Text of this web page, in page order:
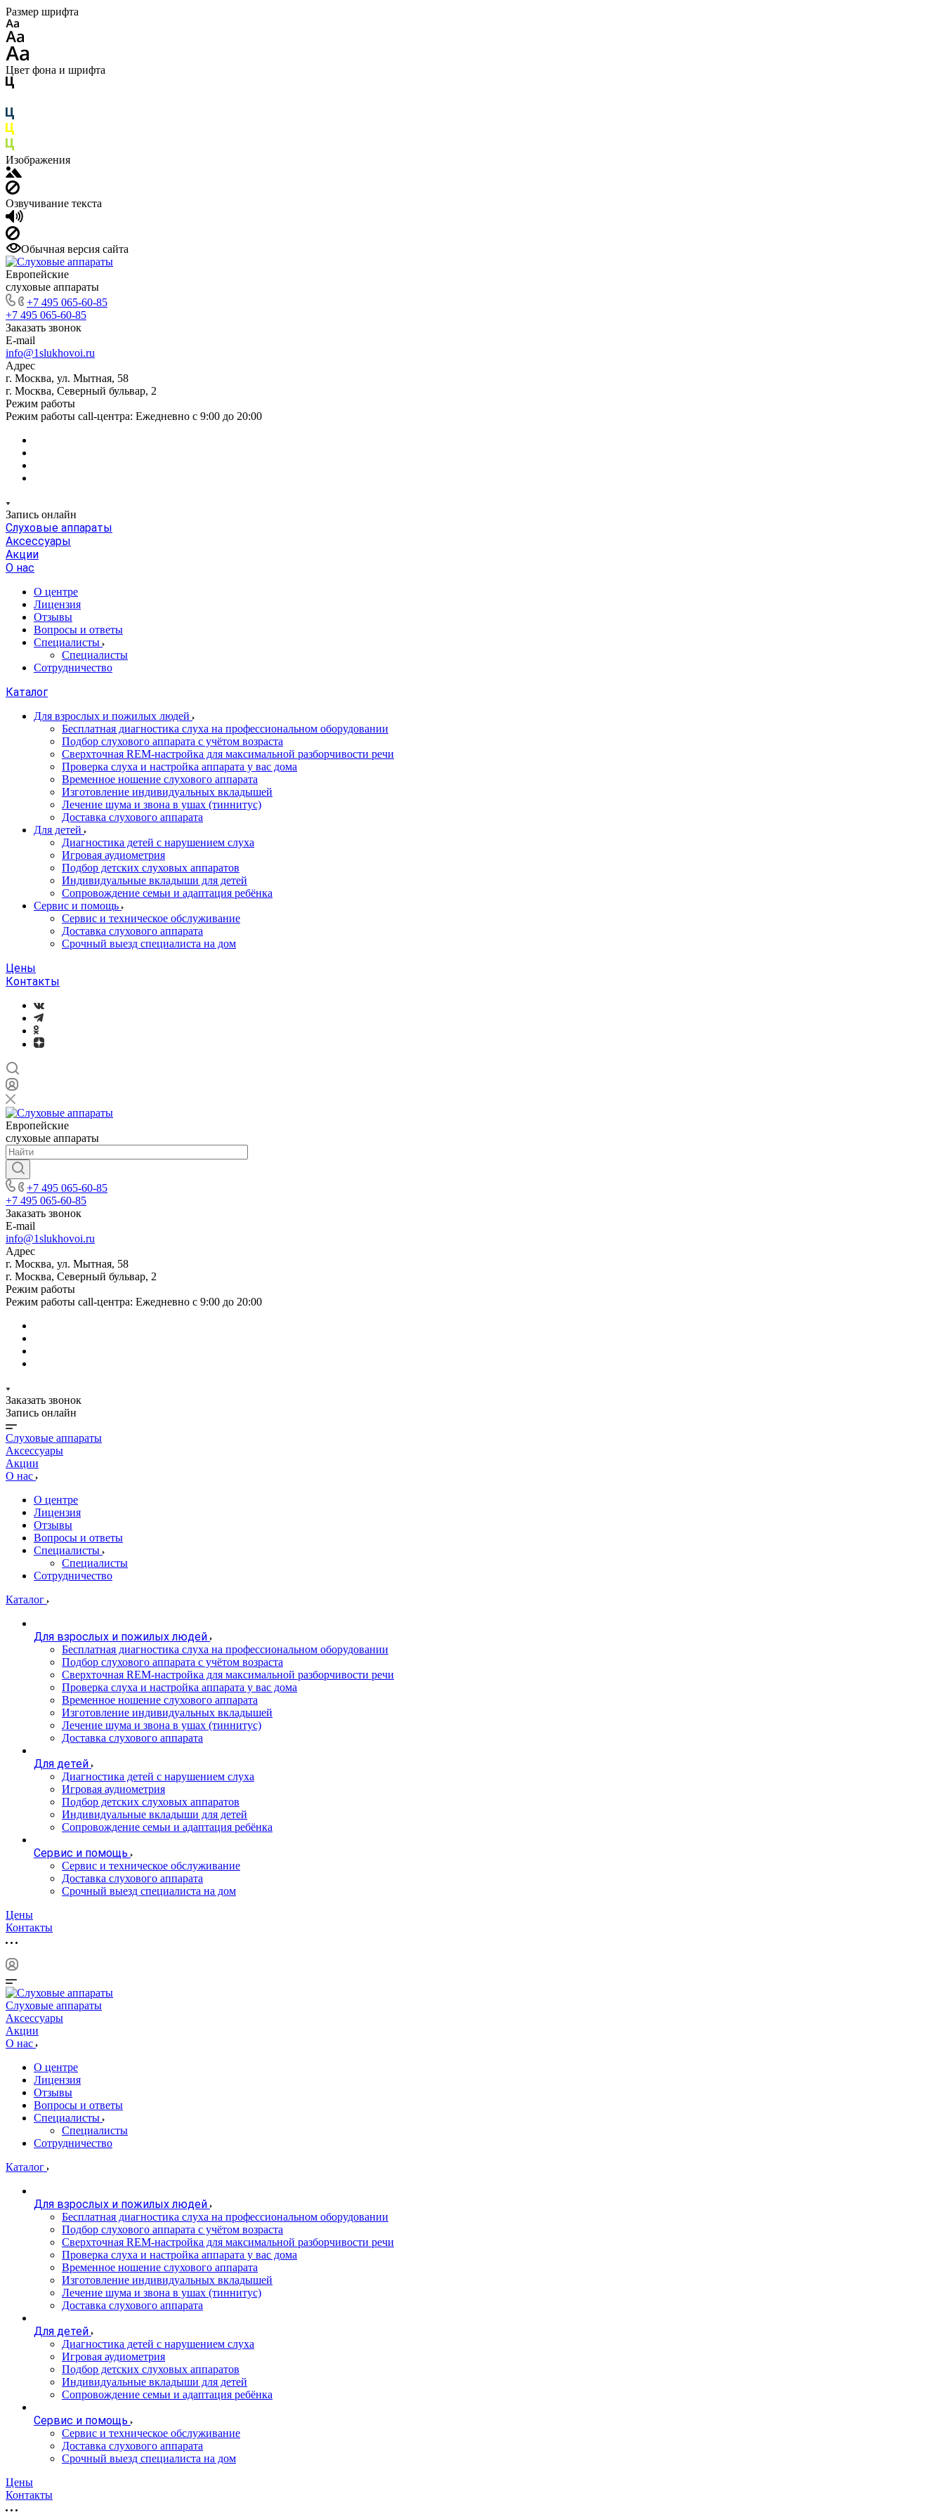
Размер шрифта
Цвет фона и шрифта
Изображения
Озвучивание текста
Обычная версия сайта
Европейские
слуховые аппараты
+7 495 065-60-85
+7 495 065-60-85
Заказать звонок
E-mail
info@1slukhovoi.ru
Адрес
г. Москва, ул. Мытная, 58
г. Москва, Северный бульвар, 2
Режим работы
Режим работы call-центра: Ежедневно с 9:00 до 20:00
Запись онлайн
Слуховые аппараты
Аксессуары
Акции
О нас
О центре
Лицензия
Отзывы
Вопросы и ответы
Специалисты
Специалисты
Сотрудничество
Каталог
Для взрослых и пожилых людей
Бесплатная диагностика слуха на профессиональном оборудовании
Подбор слухового аппарата с учётом возраста
Сверхточная REM-настройка для максимальной разборчивости речи
Проверка слуха и настройка аппарата у вас дома
Временное ношение слухового аппарата
Изготовление индивидуальных вкладышей
Лечение шума и звона в ушах (тиннитус)
Доставка слухового аппарата
Для детей
Диагностика детей с нарушением слуха
Игровая аудиометрия
Подбор детских слуховых аппаратов
Индивидуальные вкладыши для детей
Сопровождение семьи и адаптация ребёнка
Сервис и помощь
Сервис и техническое обслуживание
Доставка слухового аппарата
Срочный выезд специалиста на дом
Цены
Контакты
Европейские
слуховые аппараты
+7 495 065-60-85
+7 495 065-60-85
Заказать звонок
E-mail
info@1slukhovoi.ru
Адрес
г. Москва, ул. Мытная, 58
г. Москва, Северный бульвар, 2
Режим работы
Режим работы call-центра: Ежедневно с 9:00 до 20:00
Заказать звонок
Запись онлайн
Слуховые аппараты
Аксессуары
Акции
О нас
О центре
Лицензия
Отзывы
Вопросы и ответы
Специалисты
Специалисты
Сотрудничество
Каталог
Для взрослых и пожилых людей
Бесплатная диагностика слуха на профессиональном оборудовании
Подбор слухового аппарата с учётом возраста
Сверхточная REM-настройка для максимальной разборчивости речи
Проверка слуха и настройка аппарата у вас дома
Временное ношение слухового аппарата
Изготовление индивидуальных вкладышей
Лечение шума и звона в ушах (тиннитус)
Доставка слухового аппарата
Для детей
Диагностика детей с нарушением слуха
Игровая аудиометрия
Подбор детских слуховых аппаратов
Индивидуальные вкладыши для детей
Сопровождение семьи и адаптация ребёнка
Сервис и помощь
Сервис и техническое обслуживание
Доставка слухового аппарата
Срочный выезд специалиста на дом
Цены
Контакты
Слуховые аппараты
Аксессуары
Акции
О нас
О центре
Лицензия
Отзывы
Вопросы и ответы
Специалисты
Специалисты
Сотрудничество
Каталог
Для взрослых и пожилых людей
Бесплатная диагностика слуха на профессиональном оборудовании
Подбор слухового аппарата с учётом возраста
Сверхточная REM-настройка для максимальной разборчивости речи
Проверка слуха и настройка аппарата у вас дома
Временное ношение слухового аппарата
Изготовление индивидуальных вкладышей
Лечение шума и звона в ушах (тиннитус)
Доставка слухового аппарата
Для детей
Диагностика детей с нарушением слуха
Игровая аудиометрия
Подбор детских слуховых аппаратов
Индивидуальные вкладыши для детей
Сопровождение семьи и адаптация ребёнка
Сервис и помощь
Сервис и техническое обслуживание
Доставка слухового аппарата
Срочный выезд специалиста на дом
Цены
Контакты